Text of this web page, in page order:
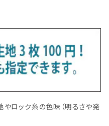
やロック糸の色味（明るさや発